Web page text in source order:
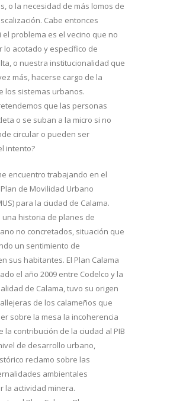
o la necesidad de más lomos de
Cabe entonces
problema es el vecino que no
lo acotado y específico de
o nuestra institucionalidad que
más, hacerse cargo de la
los sistemas urbanos.
que las personas
o se suban a la micro si no
circular o pueden ser
intento?
encuentro trabajando en el
de Movilidad Urbano
para la ciudad de Calama.
una historia de planes de
no concretados, situación que
un sentimiento de
sus habitantes. El Plan Calama
el año 2009 entre Codelco y la
de Calama, tuvo su origen
de los calameños que
sobre la mesa la incoherencia
la contribución de la ciudad al PIB
de desarrollo urbano,
reclamo sobre las
ambientales
la actividad minera.